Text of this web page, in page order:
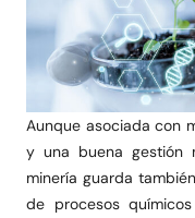
Aunque asociada con
y una buena gestión
minería guarda
de procesos